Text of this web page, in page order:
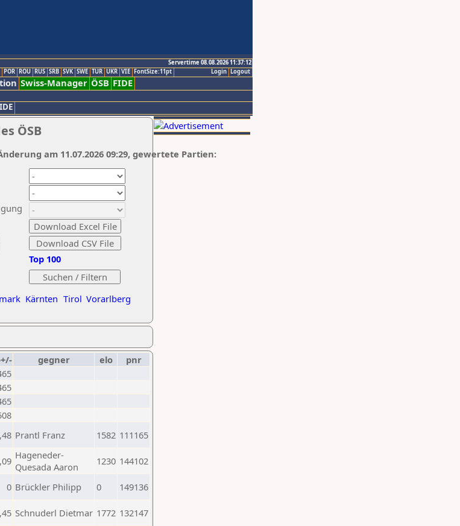
Servertime 08.08.2026 11:37:12
Logout
Login
POR ROU RUS SRB SVK SWE TUR UKR VIE FontSize:11pt
Swiss-Manager ÖSB FIDE
ÖSB
Kärnten Tirol Vorarlberg
Top 100
am 11.07.2026 09:29, gewertete Partien:
gegner elo
pnr
Prantl Franz 1582 111165
Hageneder-
Quesada Aaron
1230 144102
0 Brückler Philipp 0 149136
Schnuderl Dietmar 1772 132147